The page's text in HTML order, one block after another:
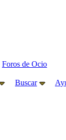
Foros de Ocio
Buscar